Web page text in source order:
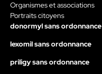
Organismes et associations
Portraits citoyens
donormyl sans ordonnance
lexomil sans ordonnance
priligy sans ordonnance